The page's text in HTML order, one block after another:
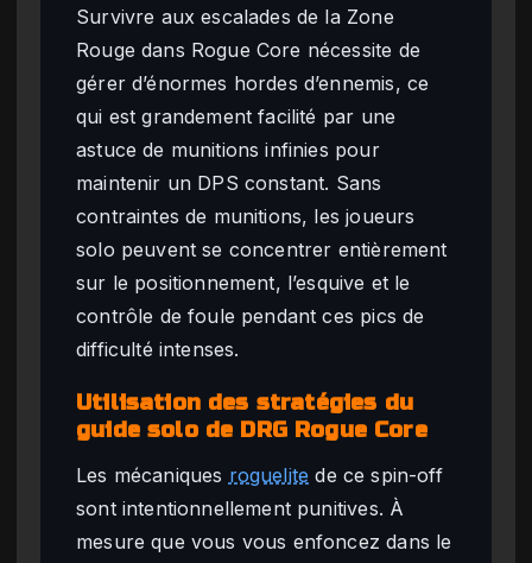
Survivre aux escalades de la Zone
Rouge dans Rogue Core nécessite de
gérer d’énormes hordes d’ennemis, ce
qui est grandement facilité par une
astuce de munitions infinies pour
maintenir un DPS constant. Sans
contraintes de munitions, les joueurs
solo peuvent se concentrer entièrement
sur le positionnement, l’esquive et le
contrôle de foule pendant ces pics de
difficulté intenses.
Utilisation des stratégies du
guide solo de DRG Rogue Core
Les mécaniques roguelite de ce spin-off
sont intentionnellement punitives. À
mesure que vous vous enfoncez dans le